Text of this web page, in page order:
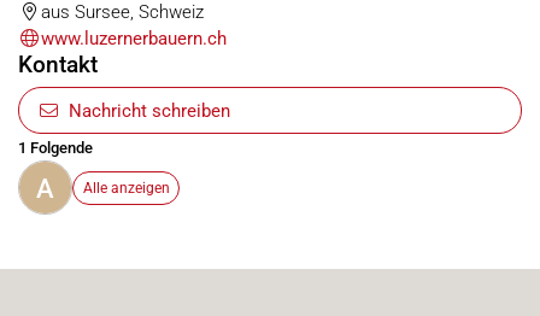
aus Sursee, Schweiz
www.luzernerbauern.ch
Kontakt
Nachricht schreiben
1 Folgende
A Alle anzeigen